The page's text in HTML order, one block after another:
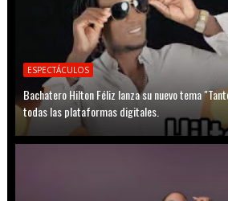
ESPECTÁCULOS
Bachatero Hilton Féliz lanza su nuevo tema
todas las plataformas digitales.